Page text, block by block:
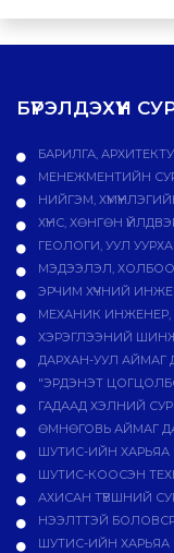
БҮРЭЛДЭХҮҮН
БАРИЛГА,
МЕНЕЖМЕНТИЙН
НИЙГЭМ,
ХҮНС, ХӨНГӨН
ГЕОЛОГИ, УУЛ
МЭДЭЭЛЭЛ,
ЭРЧИМ ХҮЧНИЙ
МЕХАНИК ИНЖЕНЕР,
ХЭРЭГЛЭЭНИЙ
ДАРХАН-УУЛ АЙМАГ
"ЭРДЭНЭТ
ГАДААД ХЭЛНИЙ
ӨМНӨГОВЬ АЙМАГ
ШУТИС-ИЙН
ШУТИС-КООСЭН
АХИСАН ТҮВШНИЙ
НЭЭЛТТЭЙ
ШУТИС-ИЙН